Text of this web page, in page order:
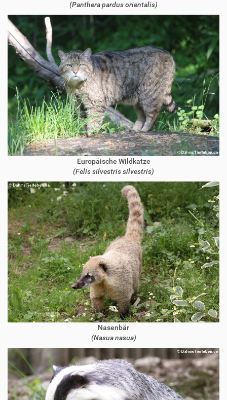
(Panthera pardus orientalis)
Europäische Wildkatze
(Felis silvestris silvestris)
Nasenbär
(Nasua nasua)